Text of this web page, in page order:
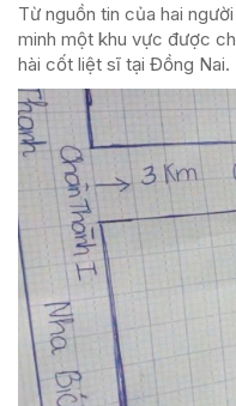
Từ nguồn tin của hai
minh một khu vực được
hài cốt liệt sĩ tại Đồng Nai.